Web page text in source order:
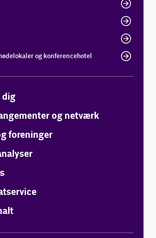
og konferencehotel
dig
og netværk
foreninger